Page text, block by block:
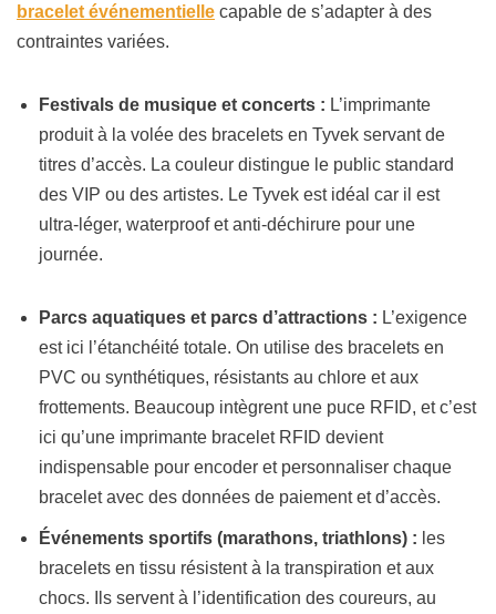
bracelet événementielle capable de s’adapter à des
contraintes variées.
Festivals de musique et concerts : L’imprimante
produit à la volée des bracelets en Tyvek servant de
titres d’accès. La couleur distingue le public standard
des VIP ou des artistes. Le Tyvek est idéal car il est
ultra-léger, waterproof et anti-déchirure pour une
journée.
Parcs aquatiques et parcs d’attractions : L’exigence
est ici l’étanchéité totale. On utilise des bracelets en
PVC ou synthétiques, résistants au chlore et aux
frottements. Beaucoup intègrent une puce RFID, et c’est
ici qu’une imprimante bracelet RFID devient
indispensable pour encoder et personnaliser chaque
bracelet avec des données de paiement et d’accès.
Événements sportifs (marathons, triathlons) : les
bracelets en tissu résistent à la transpiration et aux
chocs. Ils servent à l’identification des coureurs, au